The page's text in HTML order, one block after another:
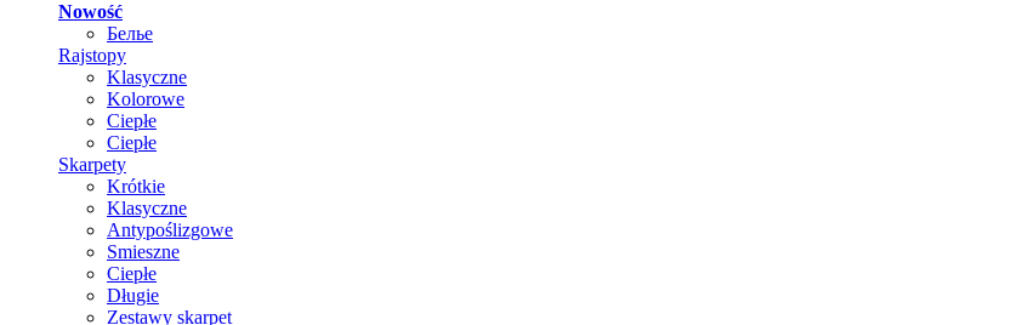
Nowość
Белье
Rajstopy
Klasyczne
Kolorowe
Ciepłe
Ciepłe
Skarpety
Krótkie
Klasyczne
Antypoślizgowe
Smieszne
Ciepłe
Długie
Zestawy skarpet